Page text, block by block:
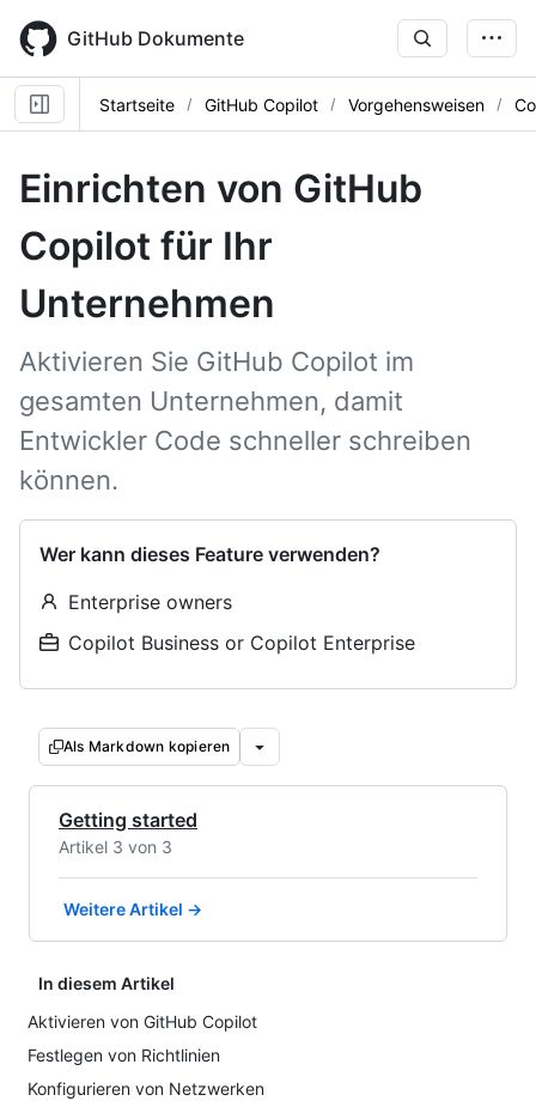
main
content
GitHub Dokumente
Startseite GitHub Copilot Vorgehensweisen
Einrichten von GitHub
Copilot für Ihr
Unternehmen
Aktivieren Sie GitHub Copilot im
gesamten Unternehmen, damit
Entwickler Code schneller schreiben
können.
Wer kann dieses Feature verwenden?
Enterprise owners
Copilot Business or Copilot Enterprise
Als Markdown kopieren
Getting started
Artikel 3 von 3
Weitere Artikel →
In diesem Artikel
Aktivieren von GitHub Copilot
Festlegen von Richtlinien
Konfigurieren von Netzwerken